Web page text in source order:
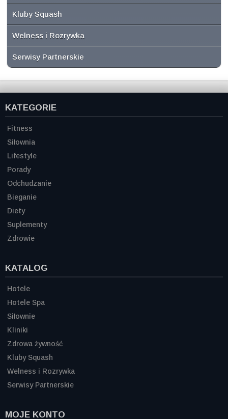
Kluby Squash
Welness i Rozrywka
Serwisy Partnerskie
KATEGORIE
Fitness
Siłownia
Lifestyle
Porady
Odchudzanie
Bieganie
Diety
Suplementy
Zdrowie
KATALOG
Hotele
Hotele Spa
Siłownie
Kliniki
Zdrowa żywność
Kluby Squash
Welness i Rozrywka
Serwisy Partnerskie
MOJE KONTO